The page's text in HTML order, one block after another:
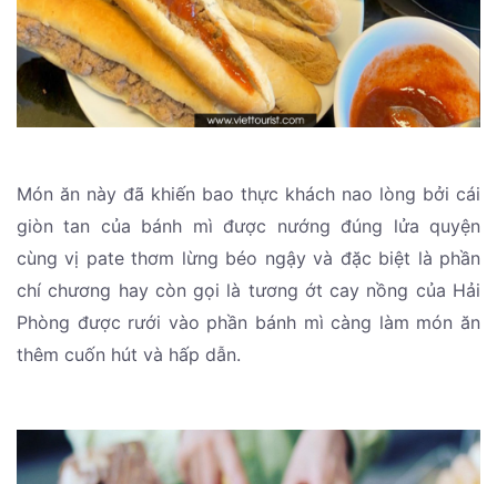
Món ăn này đã khiến bao thực khách nao lòng bởi cái
giòn tan của bánh mì được nướng đúng lửa quyện
cùng vị pate thơm lừng béo ngậy và đặc biệt là phần
chí chương hay còn gọi là tương ớt cay nồng của Hải
Phòng được rưới vào phần bánh mì càng làm món ăn
thêm cuốn hút và hấp dẫn.